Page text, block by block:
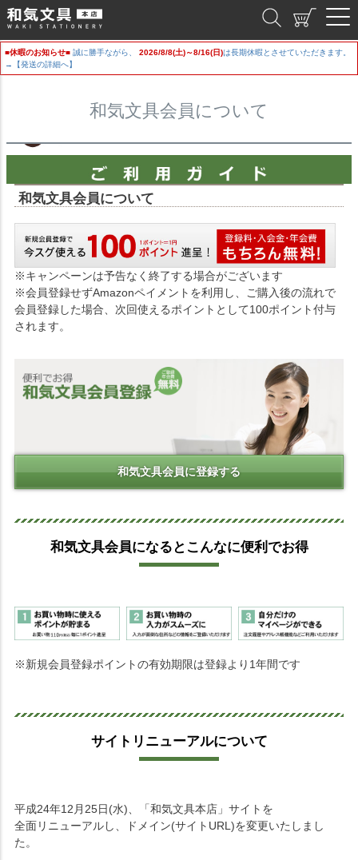
■休暇のお知らせ■ 誠に勝手ながら、 2026/8/8(土)～8/16(日)は長期休暇とさせていただきます。
→【発送の詳細へ】
和気文具会員について
和気文具会員について
※キャンペーンは予告なく終了する場合がございます
※会員登録せずAmazonペイメントを利用し、ご購入後の流れで
会員登録した場合、次回使えるポイントとして100ポイント付与
されます。
和気文具会員に登録する
和気文具会員になるとこんなに便利でお得
※新規会員登録ポイントの有効期限は登録より1年間です
サイトリニューアルについて
平成24年12月25日(水)、「和気文具本店」サイトを
全面リニューアルし、ドメイン(サイトURL)を変更いたしまし
た。